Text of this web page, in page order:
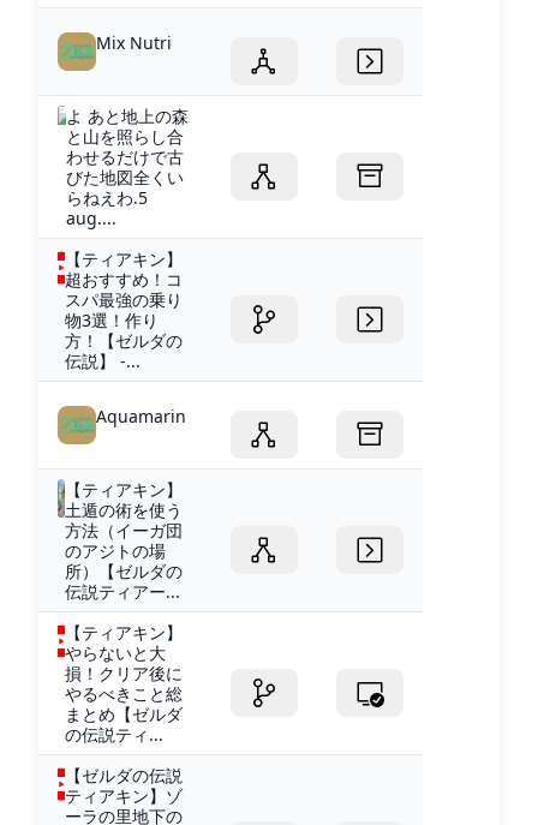
Mix Nutri
よ あと地上の森
と山を照らし合
わせるだけで古
びた地図全くい
らねえわ.5
aug....
【ティアキン】
超おすすめ！コ
スパ最強の乗り
物3選！作り
方！【ゼルダの
伝説】 -...
Aquamarin
【ティアキン】
土遁の術を使う
方法（イーガ団
のアジトの場
所）【ゼルダの
伝説ティアー...
【ティアキン】
やらないと大
損！クリア後に
やるべきこと総
まとめ【ゼルダ
の伝説ティ...
【ゼルダの伝説
ティアキン】ゾ
ーラの里地下の